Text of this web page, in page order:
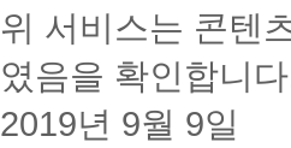
위 서비스는 콘텐
였음을 확인합니
2019년 9월 9일